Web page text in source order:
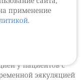
применение
.
иФДЭ-5 и
у пациентов с
эякуляцией